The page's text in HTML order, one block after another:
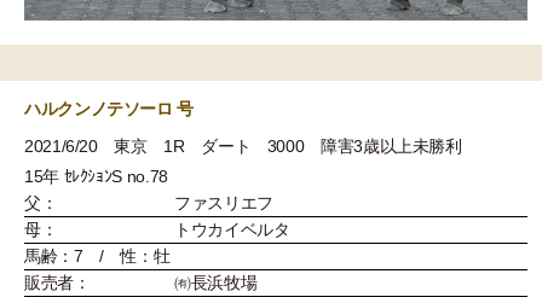
ハルクンノテソーロ 号
2021/6/20 東京 1R ダート 3000 障害3歳以上未勝利
15年 ｾﾚｸｼｮﾝS no.78
父：
ファスリエフ
母：
トウカイベルタ
馬齢：7 / 性：牡
販売者：
㈲長浜牧場